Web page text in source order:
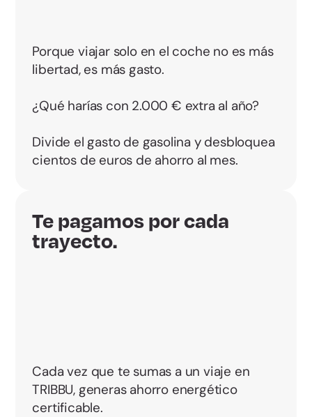
Porque viajar solo en el coche no es más
libertad, es más gasto.
¿Qué harías con 2.000 € extra al año?
Divide el gasto de gasolina y desbloquea
cientos de euros de ahorro al mes.
Te pagamos por cada
trayecto.
Cada vez que te sumas a un viaje en
TRIBBU, generas ahorro energético
certificable.